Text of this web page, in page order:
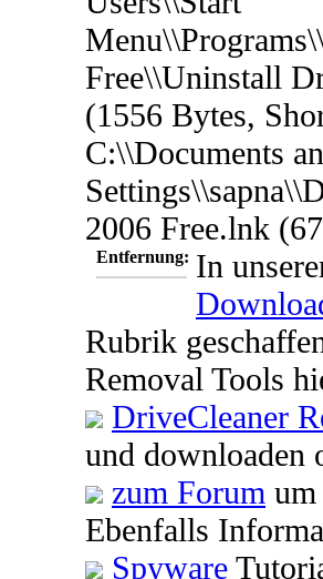
Free\\Uninstall
(1556 Bytes,
C:\\Documents
2006 Free.lnk
Entfernung: In
Rubrik
Removal Tools
DriveCleaner
und downloaden
zum Forum
Ebenfalls
Spyware